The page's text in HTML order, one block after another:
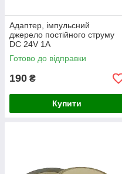
Адаптер, імпульсний
джерело постійного струму
DC 24V 1A
Готово до відправки
190 ₴
Купити